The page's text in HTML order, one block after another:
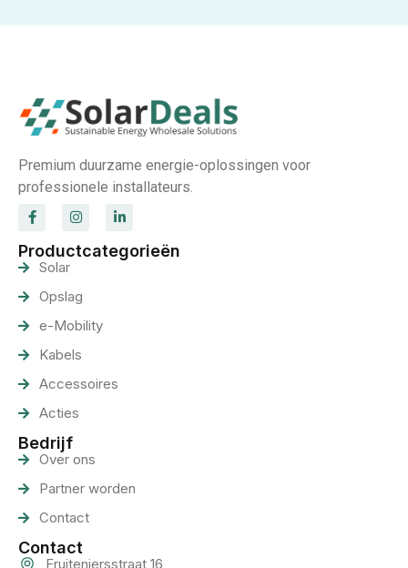
Premium duurzame energie-oplossingen voor
professionele installateurs.
Productcategorieën
Solar
Opslag
e-Mobility
Kabels
Accessoires
Acties
Bedrijf
Over ons
Partner worden
Contact
Contact
Fruiteniersstraat 16